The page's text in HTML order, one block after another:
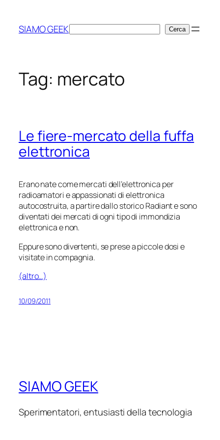
contenuto
SIAMO GEEKCerca Cerca
Tag: mercato
Le fiere-mercato della fuffa
elettronica
Erano nate come mercati dell’elettronica per
radioamatori e appassionati di elettronica
autocostruita, a partire dallo storico Radiant e sono
diventati dei mercati di ogni tipo di immondizia
elettronica e non.
Eppure sono divertenti, se prese a piccole dosi e
visitate in compagnia.
(altro…)
10/09/2011
SIAMO GEEK
Sperimentatori, entusiasti della tecnologia